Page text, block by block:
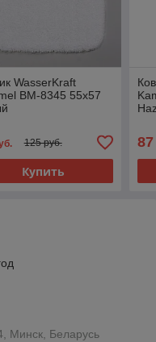
WasserKraft
BM-8345 55х57
125 руб.
Купить
87
Минск, Беларусь